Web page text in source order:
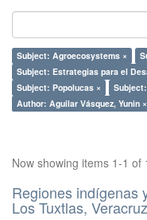
Subject: Agroecosystems ×
Subject: Estrategias para el
Subject: Popolucas ×
Author: Aguilar Vásquez, Yunin ×
Now showing items 1-1 of
Regiones indígenas
Los Tuxtlas,